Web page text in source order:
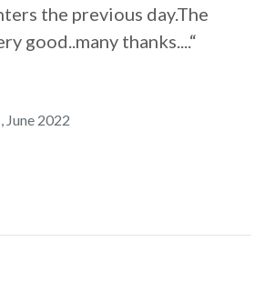
the previous day.The
good..many thanks....“
June 2022